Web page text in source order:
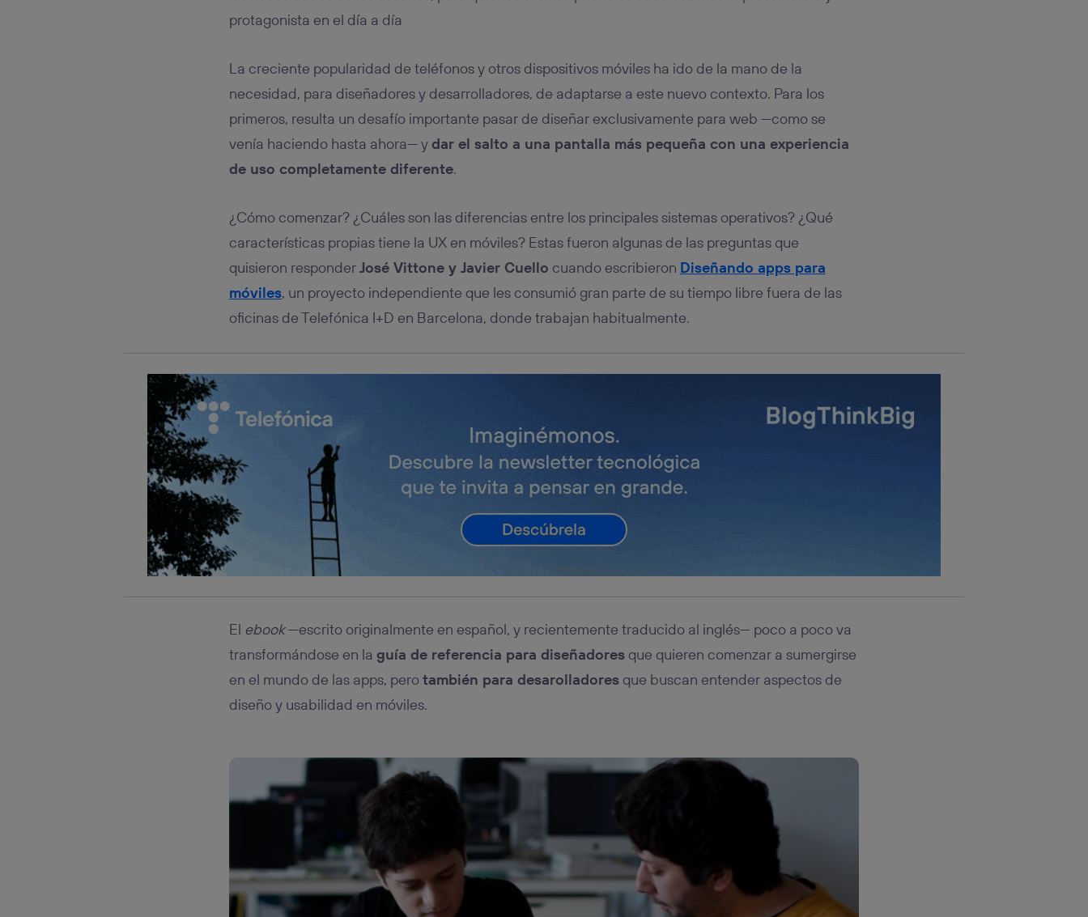
protagonista en el día a día
La creciente popularidad de teléfonos y otros dispositivos móviles ha ido de la mano de la
necesidad, para diseñadores y desarrolladores, de adaptarse a este nuevo contexto. Para los
primeros, resulta un desafío importante pasar de diseñar exclusivamente para web —como se
venía haciendo hasta ahora— ydar el salto a una pantalla más pequeña con una experiencia
de uso completamente diferente.
¿Cómo comenzar? ¿Cuáles son las diferencias entre los principales sistemas operativos? ¿Qué
características propias tiene la UX en móviles? Estas fueron algunas de las preguntas que
quisieron responderJosé Vittone y Javier Cuello cuando escribieron Diseñando apps para
móviles, un proyecto independiente que les consumió gran parte de su tiempo libre fuera de las
oficinas de Telefónica I+D en Barcelona, donde trabajan habitualmente.
El ebook—escrito originalmente en español, y recientemente traducido al inglés— poco a poco va
transformándose en la guía de referencia para diseñadoresque quieren comenzar a sumergirse
en el mundo de las apps, perotambién para desarolladoresque buscan entender aspectos de
diseño y usabilidad en móviles.
conecte su dispositivo y consienta el uso de la tecnología recibirá el mismo identificador.
realizará en función de las actividades de navegación de los miembros del hogar que
hayan dado su consentimiento.
únicamente en la navegación del usuario del móvil.
Puedes gestionar los consentimientos Utiq seleccionando “Administrar Utiq” en la parte
inferior de esta página web o visitando el
Para más información, consulta la